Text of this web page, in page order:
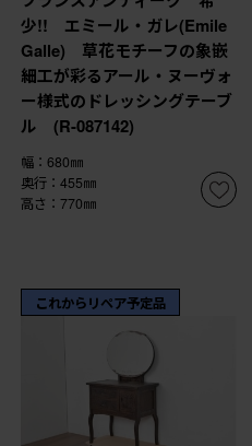
少!! エミール・ガレ(Emile
Galle) 草花モチーフの象嵌
細工が彩るアール・ヌーヴォ
ー様式のドレッシングテーブ
ル (R-087142)
幅：680㎜
奥行：455㎜
高さ：770㎜
これからリペア予定品